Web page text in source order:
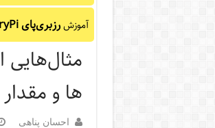
آموزشرزبری‌پای RaspberryPi
مثال‌هایی
ها و
احسان پناهی